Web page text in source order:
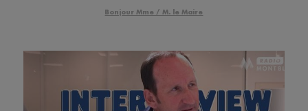
Bonjour Mme / M. le Maire